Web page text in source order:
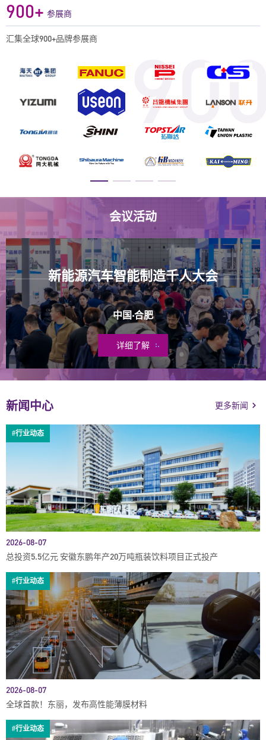
9
,
.
0
1
2
3
4
5
7
8
9
0
1
2
3
4
5
7
8
9
+ 参展商
汇集全球900+品牌参展商
会议活动
新能源汽车智能制造千人大会
中国·合肥
详细了解
新闻中心 更多新闻
#行业动态
2026-08-07
总投资5.5亿元 安徽东鹏年产20万吨瓶装饮料项目正式投产
#行业动态
2026-08-07
全球首款！东丽，发布高性能薄膜材料
#行业动态